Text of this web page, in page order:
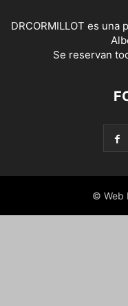
DRCORMILLOT es
Se reservan
© Web